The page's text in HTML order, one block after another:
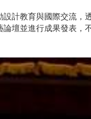
計教育與國際交流，
壇並進行成果發表，